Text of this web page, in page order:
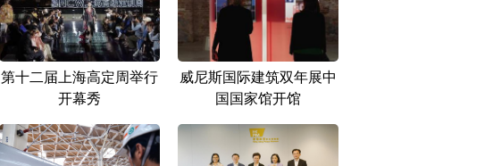
第十二届上海高定周举行
开幕秀
威尼斯国际建筑双年展中
国国家馆开馆